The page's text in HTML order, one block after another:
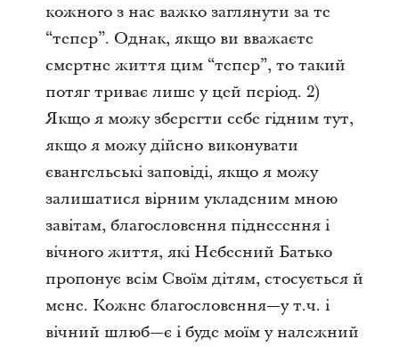
кожного з нас важко заглянути за те
“тепер”. Однак, якщо ви вважаєте
смертне життя цим “тепер”, то такий
потяг триває лише у цей період. 2)
Якщо я можу зберегти себе гідним тут,
якщо я можу дійсно виконувати
євангельські заповіді, якщо я можу
залишатися вірним укладеним мною
завітам, благословення піднесення і
вічного життя, які Небесний Батько
пропонує всім Своїм дітям, стосується й
мене. Кожне благословення—у т.ч. і
вічний шлюб—є і буде моїм у належний